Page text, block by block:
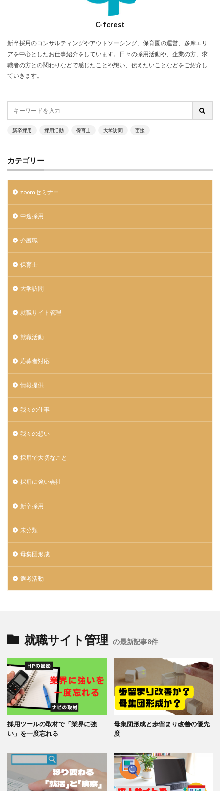
C-forest
新卒採用のコンサルティングやアウトソーシング、保育園の運営、多摩エリ
アを中心としたお仕事紹介をしています。日々の採用活動や、企業の方、求
職者の方との関わりなどで感じたことや想い、伝えたいことなどをご紹介し
ていきます。
新卒採用 採用活動 保育士 大学訪問 面接
カテゴリー
zoomセミナー
中途採用
介護職
保育士
大学訪問
就職サイト管理
就職活動
応募者対応
情報提供
我々の仕事
我々の想い
採用で大切なこと
採用に強い会社
新卒採用
未分類
母集団形成
選考活動
就職サイト管理 の最新記事8件
採用ツールの取材で「業界に強
い」を一度忘れる
母集団形成と歩留まり改善の優先
度